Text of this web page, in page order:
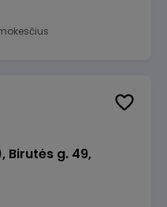
Birutės g. 49,